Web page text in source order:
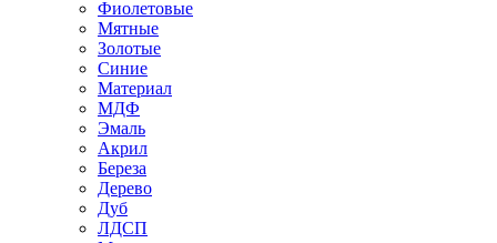
Фиолетовые
Мятные
Золотые
Синие
Материал
МДФ
Эмаль
Акрил
Береза
Дерево
Дуб
ЛДСП